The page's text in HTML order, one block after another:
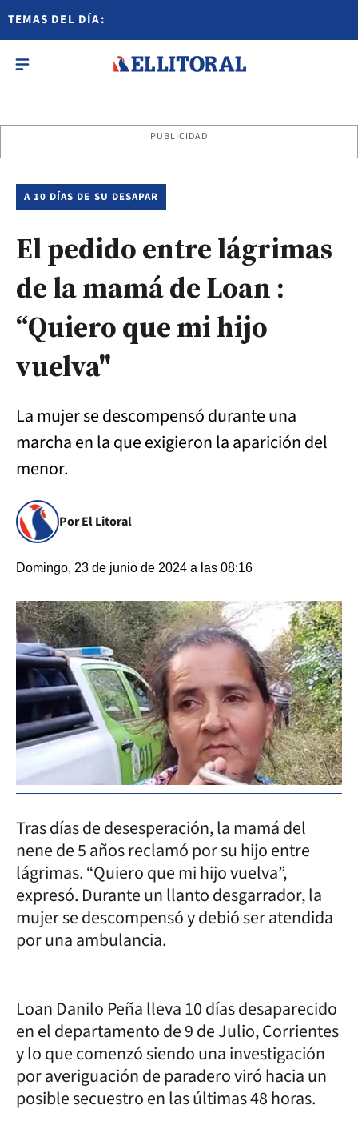
TEMAS DEL DÍA:
PUBLICIDAD
A 10 DÍAS DE SU DESAPAR
El pedido entre lágrimas
de la mamá de Loan :
“Quiero que mi hijo
vuelva"
La mujer se descompensó durante una
marcha en la que exigieron la aparición del
menor.
Por El Litoral
Domingo, 23 de junio de 2024 a las 08:16
Tras días de desesperación, la mamá del
nene de 5 años reclamó por su hijo entre
lágrimas. “Quiero que mi hijo vuelva”,
expresó. Durante un llanto desgarrador, la
mujer se descompensó y debió ser atendida
por una ambulancia.
Loan Danilo Peña lleva 10 días desaparecido
en el departamento de 9 de Julio, Corrientes
y lo que comenzó siendo una investigación
por averiguación de paradero viró hacia un
posible secuestro en las últimas 48 horas.